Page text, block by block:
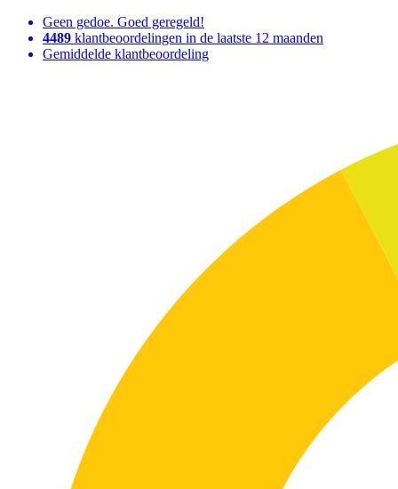
Geen gedoe. Goed geregeld!
4489 klantbeoordelingen in de laatste 12 maanden
Gemiddelde klantbeoordeling